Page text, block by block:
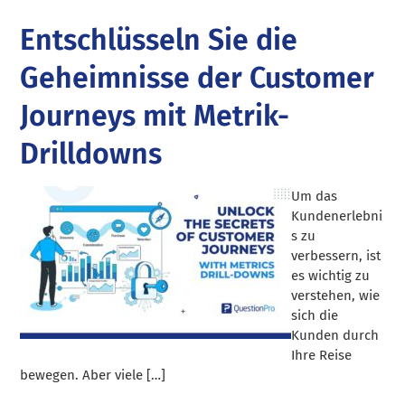
Entschlüsseln Sie die
Geheimnisse der Customer
Journeys mit Metrik-
Drilldowns
Um das
Kundenerlebni
s zu
verbessern, ist
es wichtig zu
verstehen, wie
sich die
Kunden durch
Ihre Reise
bewegen. Aber viele […]